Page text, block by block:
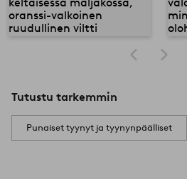
Tutustu tarkemmin
Punaiset tyynyt ja tyynynpäälliset